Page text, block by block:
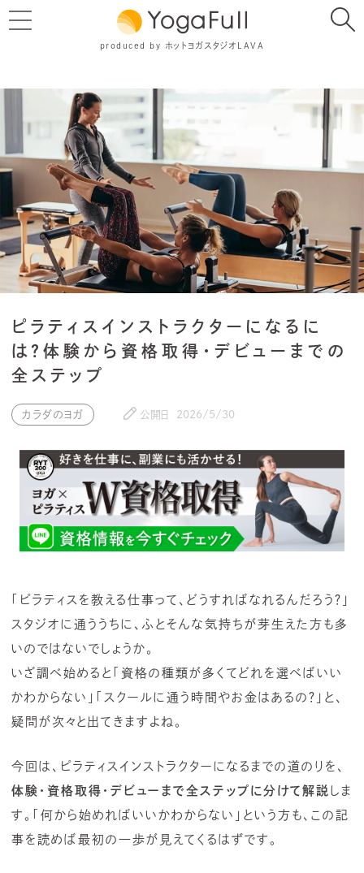
produced by ホットヨガスタジオLAVA
ピラティスインストラクターになるに
は？体験から資格取得・デビューまでの
全ステップ
カラダのヨガ 公開日 2026/5/30
「ピラティスを教える仕事って、どうすればなれるんだろう？」
スタジオに通ううちに、ふとそんな気持ちが芽生えた方も多
いのではないでしょうか。
いざ調べ始めると「資格の種類が多くてどれを選べばいい
かわからない」「スクールに通う時間やお金はあるの？」と、
疑問が次々と出てきますよね。
今回は、ピラティスインストラクターになるまでの道のりを、
体験・資格取得・デビューまで全ステップに分けて解説 しま
す。「何から始めればいいかわからない」という方も、この記
事を読めば最初の一歩が見えてくるはずです。